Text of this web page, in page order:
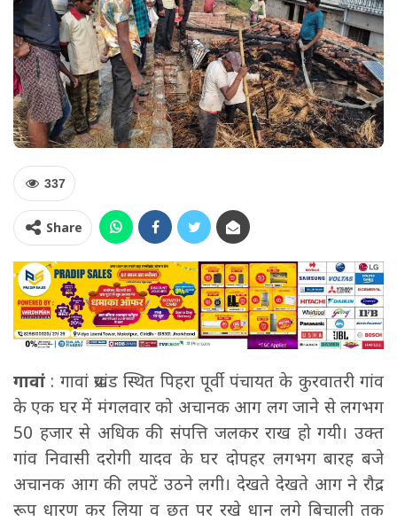
337
Share
गावां : गावां प्रखंड स्थित पिहरा पूर्वी पंचायत के कुरवातरी गांव
के एक घर में मंगलवार को अचानक आग लग जाने से लगभग
50 हजार से अधिक की संपत्ति जलकर राख हो गयी। उक्त
गांव निवासी दरोगी यादव के घर दोपहर लगभग बारह बजे
अचानक आग की लपटें उठने लगी। देखते देखते आग ने रौद्र
रूप धारण कर लिया व छत पर रखे धान लगे बिचाली तक